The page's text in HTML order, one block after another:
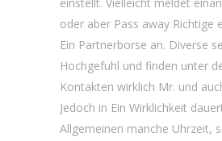
oder aber Pass away Richtige
Ein Partnerborse an. Diverse
Hochgefuhl und finden unter
Kontakten wirklich Mr. und
Jedoch in Ein Wirklichkeit
Allgemeinen manche Uhrzeit,